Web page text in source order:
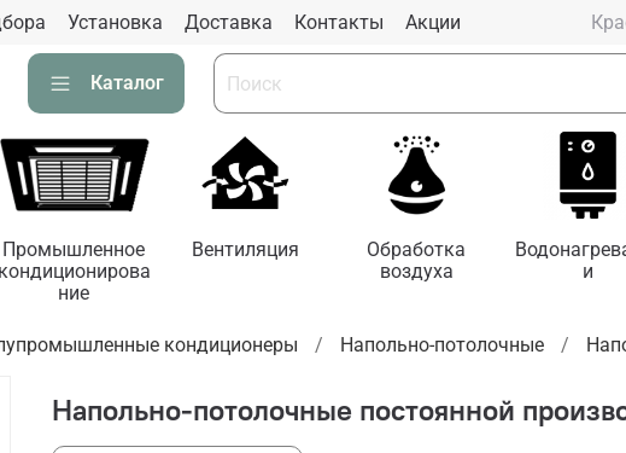
Установка Доставка Контакты Aкции
Каталог
Промышленное
кондиционирова
ние
Вентиляция
Обработка
воздуха
и
кондиционеры Напольно-потолочные
Напольно-потолочные постоянной